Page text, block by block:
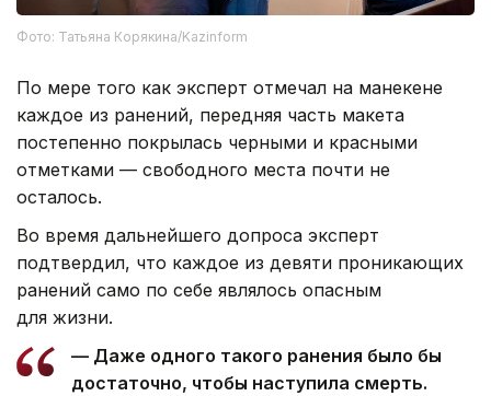
Фото: Татьяна Корякина/Kazinform
По мере того как эксперт отмечал на манекене
каждое из ранений, передняя часть макета
постепенно покрылась черными и красными
отметками — свободного места почти не
осталось.
Во время дальнейшего допроса эксперт
подтвердил, что каждое из девяти проникающих
ранений само по себе являлось опасным
для жизни.
— Даже одного такого ранения было бы
достаточно, чтобы наступила смерть.